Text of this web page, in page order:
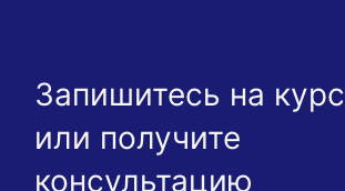
Запишитесь на курс
или получите
консультацию